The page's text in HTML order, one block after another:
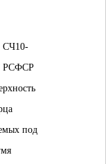
СЧ10-
РСФСР
под